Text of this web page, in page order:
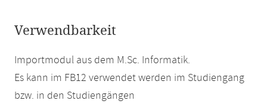
Verwendbarkeit
Importmodul aus dem M.Sc. Informatik.
Es kann im FB12 verwendet werden im Studiengang
bzw. in den Studiengängen